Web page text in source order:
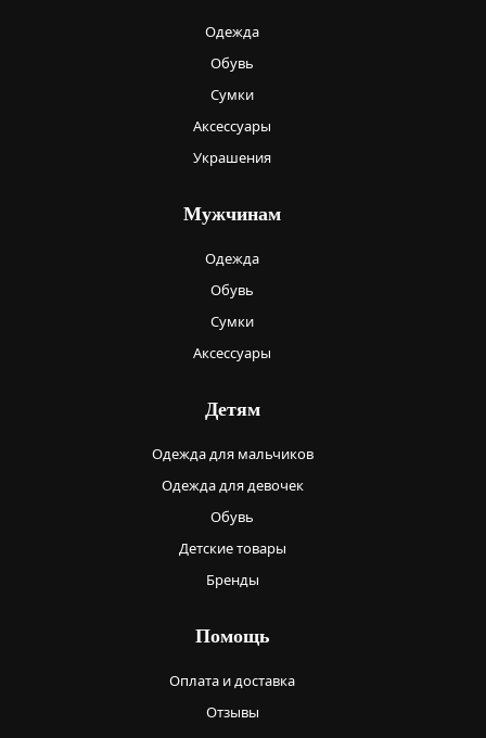
Одежда
Обувь
Сумки
Аксессуары
Украшения
Мужчинам
Одежда
Обувь
Сумки
Аксессуары
Детям
Одежда для мальчиков
Одежда для девочек
Обувь
Детские товары
Бренды
Помощь
Оплата и доставка
Отзывы